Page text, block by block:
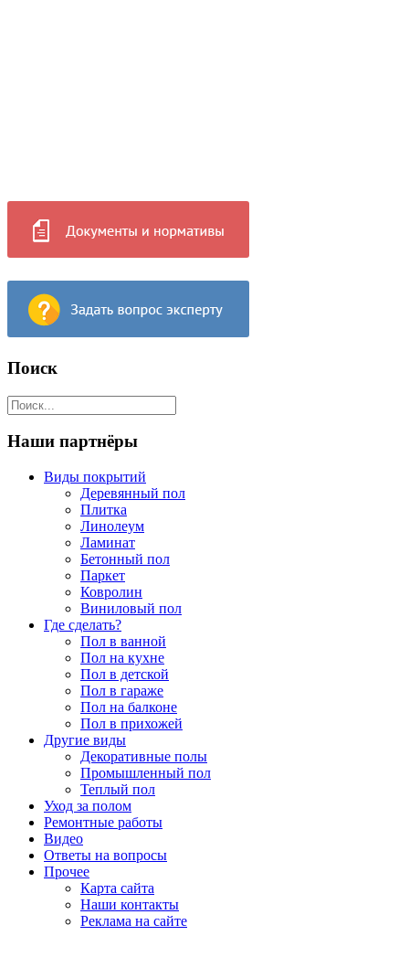
Поиск
Наши партнёры
Виды покрытий
Деревянный пол
Плитка
Линолеум
Ламинат
Бетонный пол
Паркет
Ковролин
Виниловый пол
Где сделать?
Пол в ванной
Пол на кухне
Пол в детской
Пол в гараже
Пол на балконе
Пол в прихожей
Другие виды
Декоративные полы
Промышленный пол
Теплый пол
Уход за полом
Ремонтные работы
Видео
Ответы на вопросы
Прочее
Карта сайта
Наши контакты
Реклама на сайте